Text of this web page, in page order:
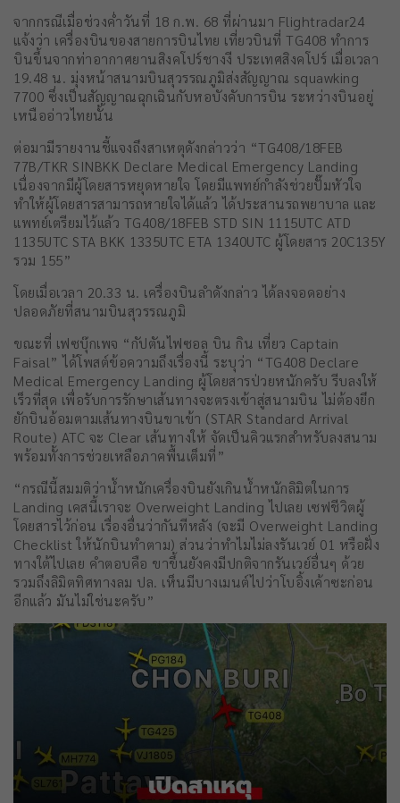
จากกรณีเมื่อช่วงค่ำวันที่ 18 ก.พ. 68 ที่ผ่านมา Flightradar24
แจ้งว่า เครื่องบินของสายการบินไทย เที่ยวบินที่ TG408 ทำการ
บินขึ้นจากท่าอากาศยานสิงคโปร์ชางงี ประเทศสิงคโปร์ เมื่อเวลา
19.48 น. มุ่งหน้าสนามบินสุวรรณภูมิส่งสัญญาณ squawking
7700 ซึ่งเป็นสัญญาณฉุกเฉินกับหอบังคับการบิน ระหว่างบินอยู่
เหนืออ่าวไทยนั้น
ต่อมามีรายงานชี้แจงถึงสาเหตุดังกล่าวว่า “TG408/18FEB
77B/TKR SINBKK Declare Medical Emergency Landing
เนื่องจากมีผู้โดยสารหยุดหายใจ โดยมีแพทย์กำลังช่วยปั๊มหัวใจ
ทำให้ผู้โดยสารสามารถหายใจได้แล้ว ได้ประสานรถพยาบาล และ
แพทย์เตรียมไว้แล้ว TG408/18FEB STD SIN 1115UTC ATD
1135UTC STA BKK 1335UTC ETA 1340UTC ผู้โดยสาร 20C135Y
รวม 155”
โดยเมื่อเวลา 20.33 น. เครื่องบินลำดังกล่าว ได้ลงจอดอย่าง
ปลอดภัยที่สนามบินสุวรรณภูมิ
ขณะที่ เฟซบุ๊กเพจ “กัปตันไฟซอล บิน กิน เที่ยว Captain
Faisal” ได้โพสต์ข้อความถึงเรื่องนี้ ระบุว่า “TG408 Declare
Medical Emergency Landing ผู้โดยสารป่วยหนักครับ รีบลงให้
เร็วที่สุด เพื่อรับการรักษาเส้นทางจะตรงเข้าสู่สนามบิน ไม่ต้องยึก
ยักบินอ้อมตามเส้นทางบินขาเข้า (STAR Standard Arrival
Route) ATC จะ Clear เส้นทางให้ จัดเป็นคิวแรกสำหรับลงสนาม
พร้อมทั้งการช่วยเหลือภาคพื้นเต็มที่”
“กรณีนี้สมมติว่าน้ำหนักเครื่องบินยังเกินน้ำหนักลิมิตในการ
Landing เคสนี้เราจะ Overweight Landing ไปเลย เซฟชีวิตผู้
โดยสารไว้ก่อน เรื่องอื่นว่ากันทีหลัง (จะมี Overweight Landing
Checklist ให้นักบินทำตาม) ส่วนว่าทำไมไม่ลงรันเวย์ 01 หรือฝั่ง
ทางใต้ไปเลย คำตอบคือ ขาขึ้นยังคงมีปกติจากรันเวย์อื่นๆ ด้วย
รวมถึงลิมิตทิศทางลม ปล. เห็นมีบางเมนต์ไปว่าโบอิ้งเค้าซะก่อน
อีกแล้ว มันไม่ใช่นะครับ”